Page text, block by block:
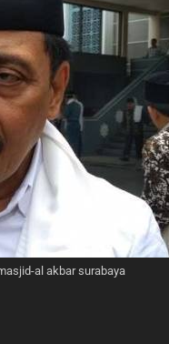
al akbar surabaya